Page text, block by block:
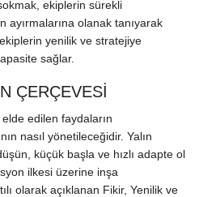
ekiplerin sürekli
ayırmalarına olanak tanıyarak
yenilik ve stratejiye
sağlar.
ÇERÇEVESİ
edilen faydaların
nasıl yönetileceğidir. Yalın
küçük başla ve hızlı adapte ol
ilkesi üzerine inşa
olarak açıklanan Fikir, Yenilik ve